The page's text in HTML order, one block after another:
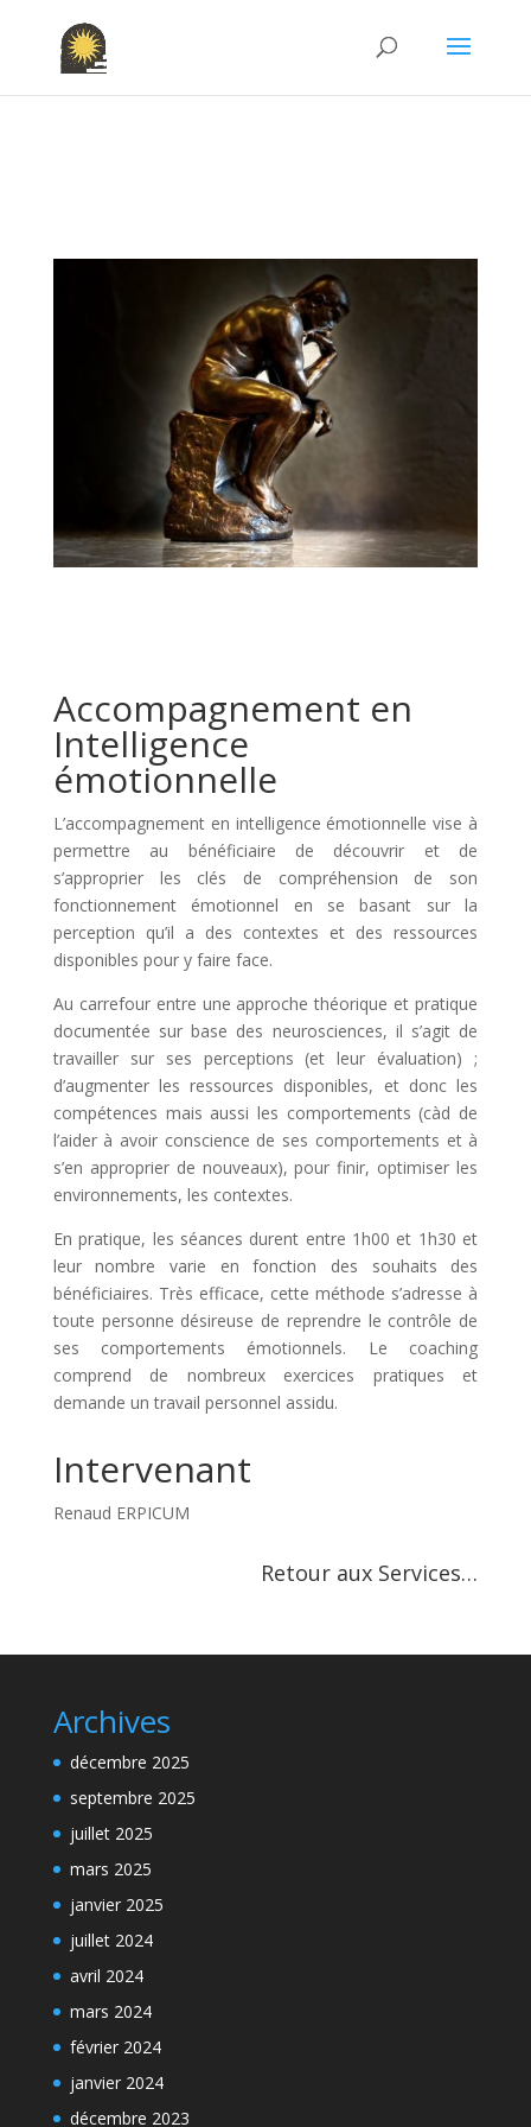
Accompagnement en
Intelligence
émotionnelle
L’accompagnement en intelligence émotionnelle vise à
permettre au bénéficiaire de découvrir et de
s’approprier les clés de compréhension de son
fonctionnement émotionnel en se basant sur la
perception qu’il a des contextes et des ressources
disponibles pour y faire face.
Au carrefour entre une approche théorique et pratique
documentée sur base des neurosciences, il s’agit de
travailler sur ses perceptions (et leur évaluation) ;
d’augmenter les ressources disponibles, et donc les
compétences mais aussi les comportements (càd de
l’aider à avoir conscience de ses comportements et à
s’en approprier de nouveaux), pour finir, optimiser les
environnements, les contextes.
En pratique, les séances durent entre 1h00 et 1h30 et
leur nombre varie en fonction des souhaits des
bénéficiaires. Très efficace, cette méthode s’adresse à
toute personne désireuse de reprendre le contrôle de
ses comportements émotionnels. Le coaching
comprend de nombreux exercices pratiques et
demande un travail personnel assidu.
Intervenant
Renaud ERPICUM
Retour aux Services…
Archives
décembre 2025
septembre 2025
juillet 2025
mars 2025
janvier 2025
juillet 2024
avril 2024
mars 2024
février 2024
janvier 2024
décembre 2023